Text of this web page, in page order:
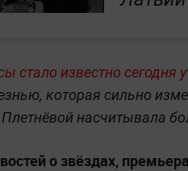
стало известно сегодня
которая сильно
насчитывала
о звёздах,